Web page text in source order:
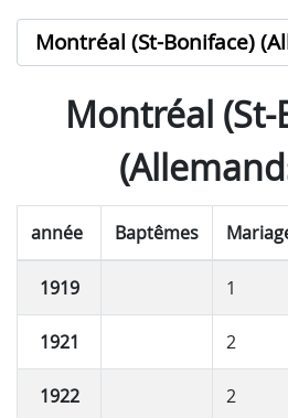
Montréal
année Baptêmes
1919 1
1921 2
1922 2